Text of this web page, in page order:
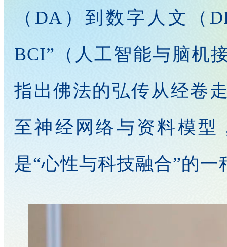
（DA）到数字人文（
BCI”（人工智能与脑机
指出佛法的弘传从经卷
至神经网络与资料模型
是“心性与科技融合”的